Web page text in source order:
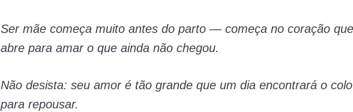
Ser mãe começa muito antes do parto — começa no coração
abre para amar o que ainda não chegou.
Não desista: seu amor é tão grande que um dia encontrará o
para repousar.